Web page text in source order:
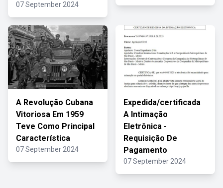
07 September 2024
A Revolução Cubana
Vitoriosa Em 1959
Teve Como Principal
Característica
07 September 2024
Expedida/certificada
A Intimação
Eletrônica -
Requisição De
Pagamento
07 September 2024